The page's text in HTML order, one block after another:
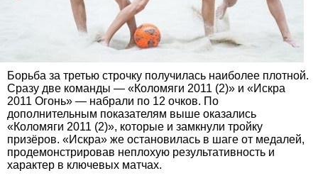
Борьба за третью строчку получилась наиболее плотной.
Сразу две команды — «Коломяги 2011 (2)» и «Искра
2011 Огонь» — набрали по 12 очков. По
дополнительным показателям выше оказались
«Коломяги 2011 (2)», которые и замкнули тройку
призёров. «Искра» же остановилась в шаге от медалей,
продемонстрировав неплохую результативность и
характер в ключевых матчах.